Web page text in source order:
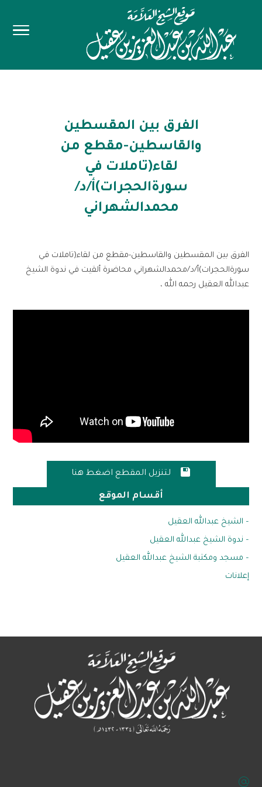
الفرق بين المقسطين
والقاسطين-مقطع من
لقاء(تاملات في
سورةالحجرات)أ/د/
محمدالشهراني
الفرق بين المقسطين والقاسطين-مقطع من لقاء(تاملات في
سورةالحجرات)أ/د/محمدالشهراني محاضرة ألقيت في ندوة الشيخ
عبدالله العقيل رحمه الله ،
 لتنزيل المقطع اضغط هنا
أقسام الموقع
– الشيخ عبدالله العقيل
– ندوة الشيخ عبدالله العقيل
– مسجد ومكتبة الشيخ عبدالله العقيل
إعلانات